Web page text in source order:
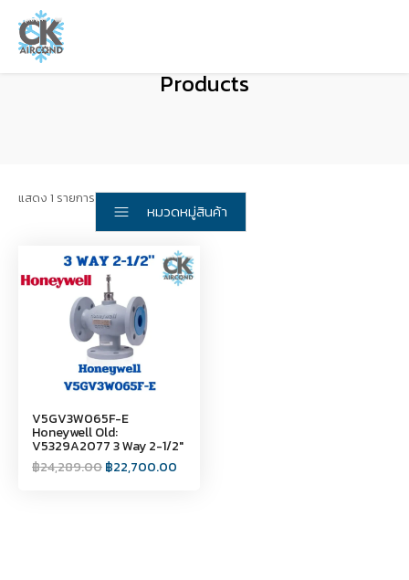
Products
แสดง 1 รายการ
หมวดหมู่สินค้า
V5GV3W065F-E
Honeywell Old:
V5329A2077 3 Way 2-1/2"
฿24,289.00฿22,700.00